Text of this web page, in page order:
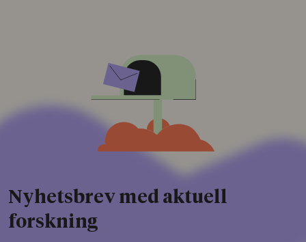
Nyhetsbrev med aktuell
forskning